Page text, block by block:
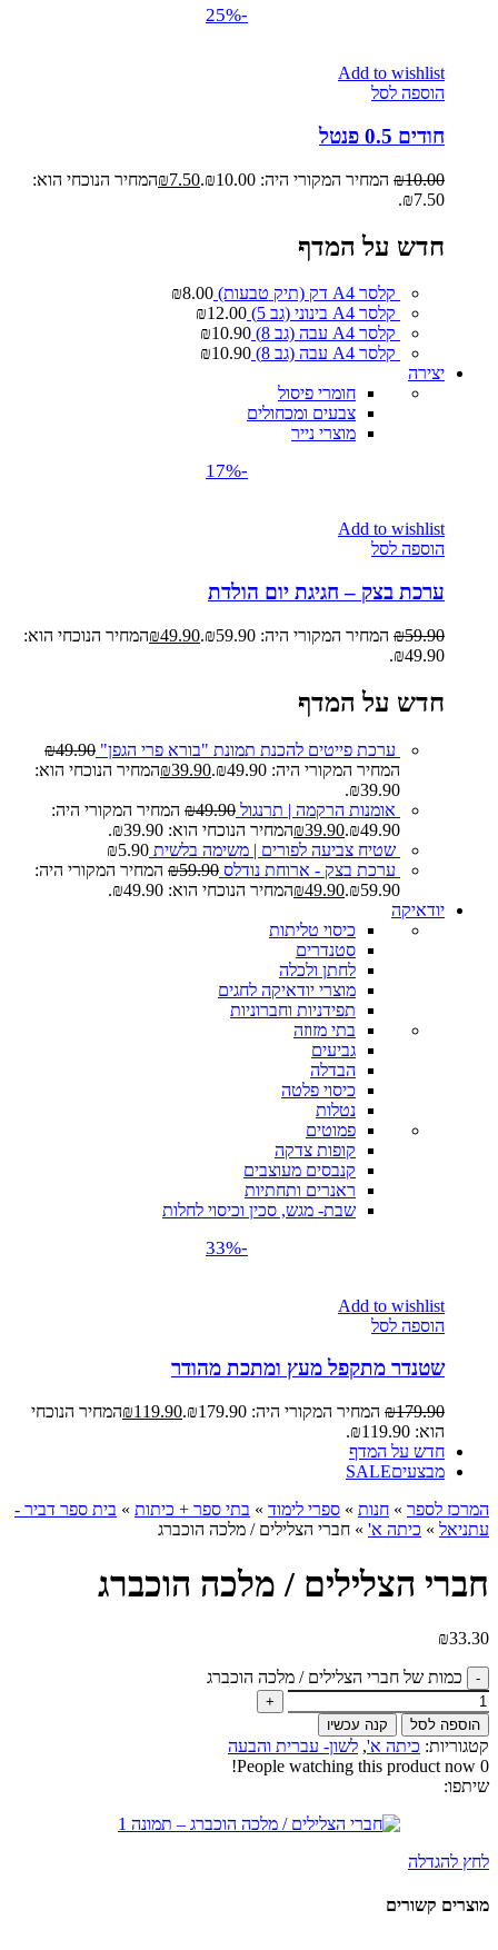
-25%
Add to wishlist
הוספה לסל
חודים 0.5 פנטל
₪10.00 המחיר המקורי היה: ₪10.00. ₪7.50
המחיר הנוכחי הוא:
₪7.50.
חדש על המדף
קלסר A4 דק (תיק טבעות) ₪8.00
קלסר A4 בינוני (גב 5)
₪12.00
קלסר A4 עבה (גב 8)
₪10.90
קלסר A4 עבה (גב 8)
₪10.90
יצירה
חומרי פיסול
צבעים ומכחולים
מוצרי נייר
-17%
Add to wishlist
הוספה לסל
ערכת בצק – חגיגת יום הולדת
₪59.90 המחיר המקורי היה: ₪59.90. ₪49.90
המחיר הנוכחי הוא:
₪49.90.
חדש על המדף
ערכת פייטים להכנת תמונת "בורא פרי הגפן" ₪49.90
המחיר המקורי היה: ₪49.90.
₪39.90
המחיר הנוכחי הוא:
₪39.90.
אומנות הרקמה | תרנגול
₪49.90
המחיר המקורי היה:
₪49.90.
₪39.90
המחיר הנוכחי הוא: ₪39.90.
שטיח צביעה לפורים | משימה בלשית
₪5.90
ערכת בצק - ארוחת נודלס
₪59.90
המחיר המקורי היה:
₪59.90.
₪49.90
המחיר הנוכחי הוא: ₪49.90.
יודאיקה
כיסוי טליתות
סטנדרים
לחתן ולכלה
מוצרי יודאיקה לחגים
תפידניות וחברוניות
בתי מזוזה
גביעים
הבדלה
כיסוי פלטה
נטלות
פמוטים
קופות צדקה
קנבסים מעוצבים
ראנרים ותחתיות
שבת- מגש, סכין וכיסוי לחלות
-33%
Add to wishlist
הוספה לסל
שטנדר מתקפל מעץ ומתכת מהודר
₪179.90 המחיר המקורי היה: ₪179.90. ₪119.90
המחיר הנוכחי
הוא: ₪119.90.
חדש על המדף
מבצעיםSALE
המרכז לספר » חנות » ספרי לימוד » בתי ספר + כיתות » בית ספר דביר -
עתניאל » כיתה א' » חברי הצלילים / מלכה הוכברג
חברי הצלילים / מלכה הוכברג
₪33.30
כמות של חברי הצלילים / מלכה הוכברג
הוספה לסל קנה עכשיו
קטגוריות: כיתה א', לשון- עברית והבעה
0
People watching this product now!
שיתפו:
לחץ להגדלה
מוצרים קשורים